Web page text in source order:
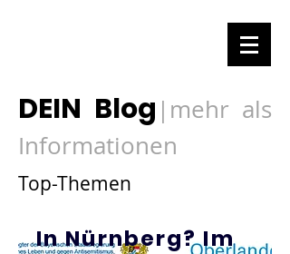
DEIN Blog | mehr als
Informationen
Top-Themen
In Nürnberg? Im